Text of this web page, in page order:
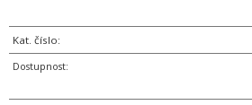
Kat. číslo:
Dostupnost: